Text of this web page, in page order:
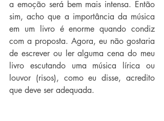
a emoção será bem mais intensa. Então
sim, acho que a importância da música
em um livro é enorme quando condiz
com a proposta. Agora, eu não gostaria
de escrever ou ler alguma cena do meu
livro escutando uma música lírica ou
louvor (risos), como eu disse, acredito
que deve ser adequada.